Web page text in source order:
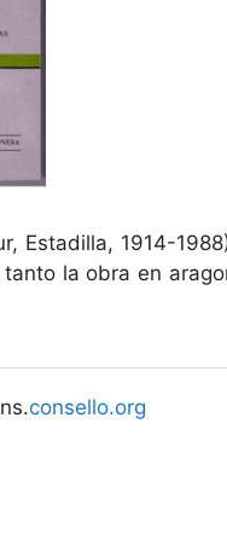
Estadilla, 1914-
la obra en
consello.org